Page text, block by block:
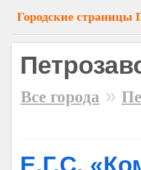
Городские страницы
Все города »